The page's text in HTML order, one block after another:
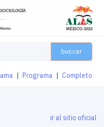
buscar
Programa Completo
ir al sitio oficial